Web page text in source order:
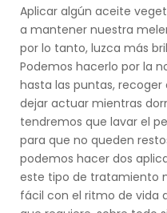
Aplicar algún aceite
a mantener nuestra
por lo tanto, luzca más
Podemos hacerlo por la
hasta las puntas,
dejar actuar mientras
tendremos que lavar el
para que no queden
podemos hacer dos
este tipo de tratamiento
fácil con el ritmo de vida